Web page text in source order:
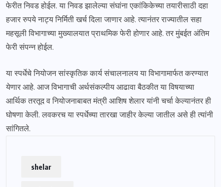
फेरीत निवड होईल. या निवड झालेल्या संघांना एकांकिकेच्या तयारीसाठी दहा
हजार रुपये नाट्य निर्मिती खर्च दिला जाणार आहे. त्यानंतर राज्यातील सहा
महसूली विभागाच्या मुख्यालयात प्राथमिक फेरी होणार आहे. तर मुंबईत अंतिम
फेरी संपन्न होईल.
या स्पर्धेचे नियोजन सांस्कृतिक कार्य संचालनालय या विभागामार्फत करण्यात
येणार आहे. आज विभागाची अर्थसंकल्पीय आढावा बैठकीत या विषयाच्या
आर्थिक तरतूद व नियोजनाबाबत मंत्री आशिष शेलार यांनी चर्चा केल्यानंतर ही
घोषणा केली. लवकरच या स्पर्धेच्या तारखा जाहीर केल्या जातील असे ही त्यांनी
सांगितले.
shelar